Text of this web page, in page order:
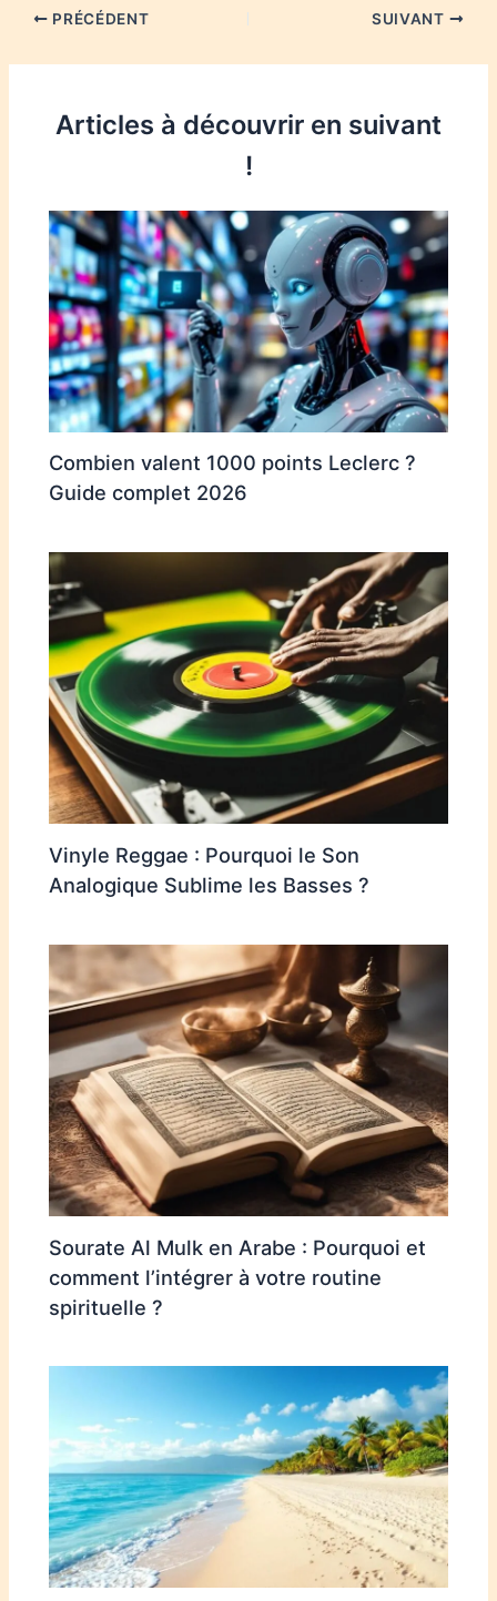
PRÉCÉDENT SUIVANT
Articles à découvrir en suivant
!
Combien valent 1000 points Leclerc ?
Guide complet 2026
Vinyle Reggae : Pourquoi le Son
Analogique Sublime les Basses ?
Sourate Al Mulk en Arabe : Pourquoi et
comment l’intégrer à votre routine
spirituelle ?